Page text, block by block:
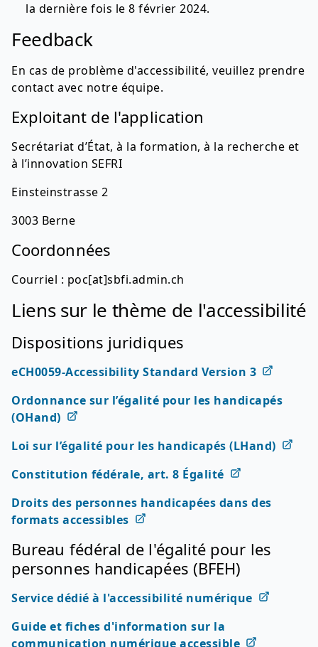
la dernière fois le 8 février 2024.
Feedback
En cas de problème d'accessibilité, veuillez prendre
contact avec notre équipe.
Exploitant de l'application
Secrétariat d’État, à la formation, à la recherche et
à l’innovation SEFRI
Einsteinstrasse 2
3003 Berne
Coordonnées
Courriel : poc[at]sbfi.admin.ch
Liens sur le thème de l'accessibilité
Dispositions juridiques
eCH0059-Accessibility Standard Version 3
Ordonnance sur l’égalité pour les handicapés
(OHand)
Loi sur l’égalité pour les handicapés (LHand)
Constitution fédérale, art. 8 Égalité
Droits des personnes handicapées dans des
formats accessibles
Bureau fédéral de l'égalité pour les
personnes handicapées (BFEH)
Service dédié à l'accessibilité numérique
Guide et fiches d'information sur la
communication numérique accessible